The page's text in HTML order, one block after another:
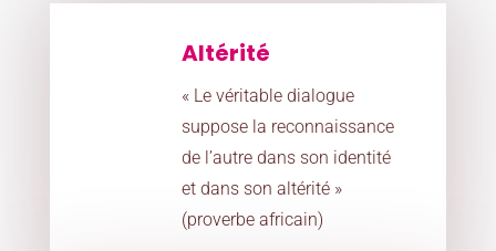
Altérité
« Le véritable dialogue
suppose la reconnaissance
de l’autre dans son identité
et dans son altérité »
(proverbe africain)